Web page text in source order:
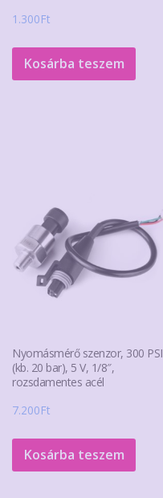
1.300Ft
Kosárba teszem
Nyomásmérő szenzor, 300 PSI
(kb. 20 bar), 5 V, 1/8″,
rozsdamentes acél
7.200Ft
Kosárba teszem